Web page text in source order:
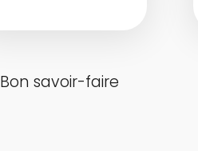
Bon savoir-faire